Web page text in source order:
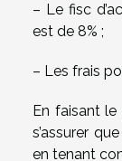
– Le fisc
est de 8% ;
– Les frais
En faisant
s’assurer
en tenant